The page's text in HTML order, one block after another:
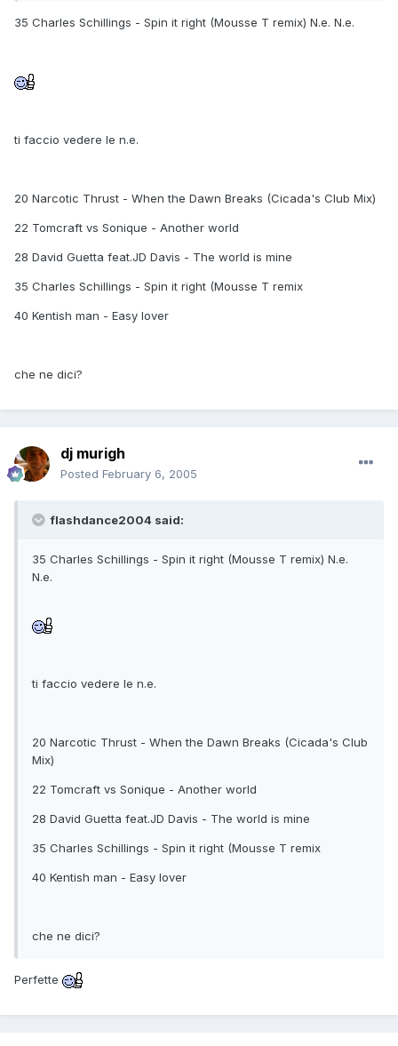
35 Charles Schillings - Spin it right (Mousse T remix) N.e. N.e.
ti faccio vedere le n.e.
20 Narcotic Thrust - When the Dawn Breaks (Cicada's Club Mix)
22 Tomcraft vs Sonique - Another world
28 David Guetta feat.JD Davis - The world is mine
35 Charles Schillings - Spin it right (Mousse T remix
40 Kentish man - Easy lover
che ne dici?
dj murigh
Posted February 6, 2005
flashdance2004 said:
35 Charles Schillings - Spin it right (Mousse T remix) N.e.
N.e.
ti faccio vedere le n.e.
20 Narcotic Thrust - When the Dawn Breaks (Cicada's Club
Mix)
22 Tomcraft vs Sonique - Another world
28 David Guetta feat.JD Davis - The world is mine
35 Charles Schillings - Spin it right (Mousse T remix
40 Kentish man - Easy lover
che ne dici?
Perfette